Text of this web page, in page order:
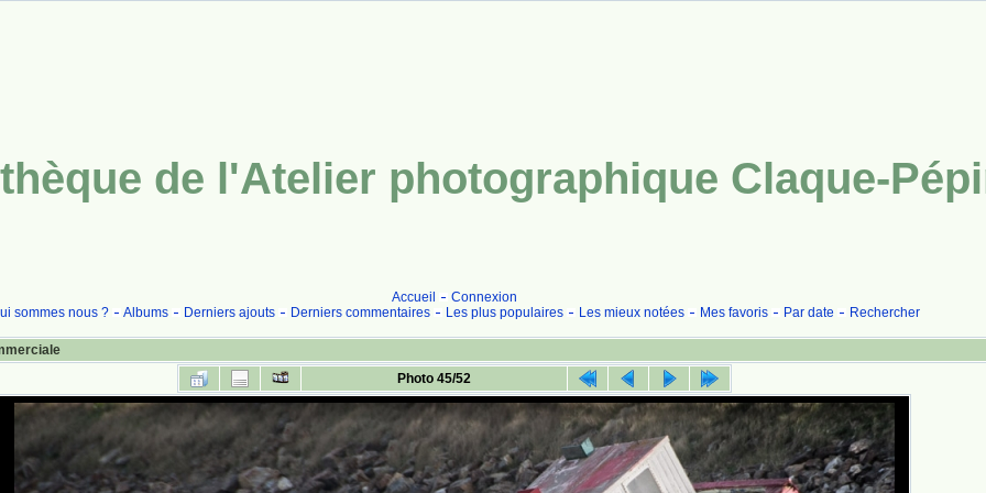
de l'Atelier photographique Claque-
Accueil
Connexion
sommes nous ?
Albums Derniers ajouts Derniers commentaires Les plus populaires Les mieux notées Mes favoris Par date Rechercher
Photo 45/52